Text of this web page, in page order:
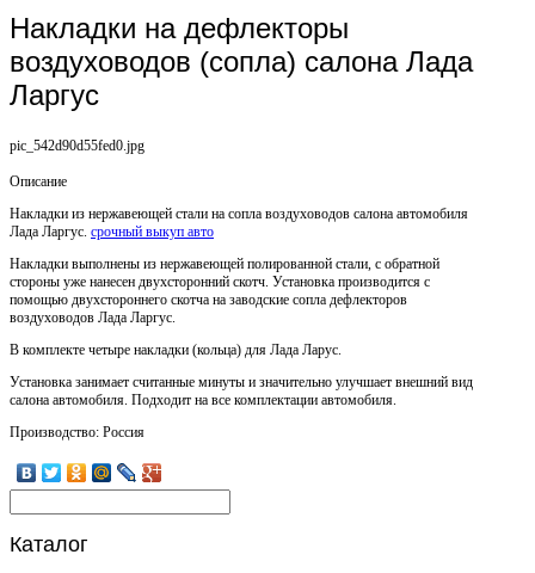
Накладки на дефлекторы
воздуховодов (сопла) салона Лада
Ларгус
pic_542d90d55fed0.jpg
Описание
Накладки из нержавеющей стали на сопла воздуховодов салона автомобиля
Лада Ларгус. срочный выкуп авто
Накладки выполнены из нержавеющей полированной стали, с обратной
стороны уже нанесен двухсторонний скотч. Установка производится с
помощью двухстороннего скотча на заводские сопла дефлекторов
воздуховодов Лада Ларгус.
В комплекте четыре накладки (кольца) для Лада Ларус.
Установка занимает считанные минуты и значительно улучшает внешний вид
салона автомобиля. Подходит на все комплектации автомобиля.
Производство: Россия
Каталог